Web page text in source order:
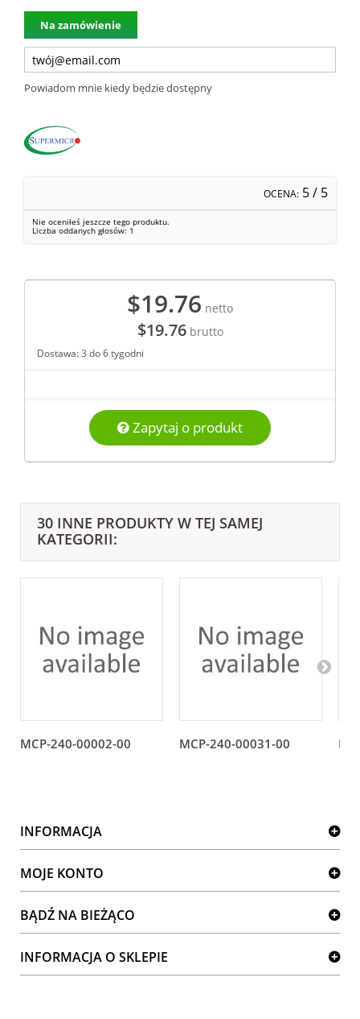
Na zamówienie
Powiadom mnie kiedy będzie dostępny
OCENA: 5/ 5
Nie oceniłeś jeszcze tego produktu.
Liczba oddanych głosów: 1
$19.76 netto
$19.76brutto
Dostawa: 3 do 6 tygodni
Zapytaj o produkt
30 INNE PRODUKTY W TEJ SAMEJ
KATEGORII:
MCP-240-00002-00 MCP-240-00031-00
INFORMACJA
MOJE KONTO
BĄDŹ NA BIEŻĄCO
INFORMACJA O SKLEPIE